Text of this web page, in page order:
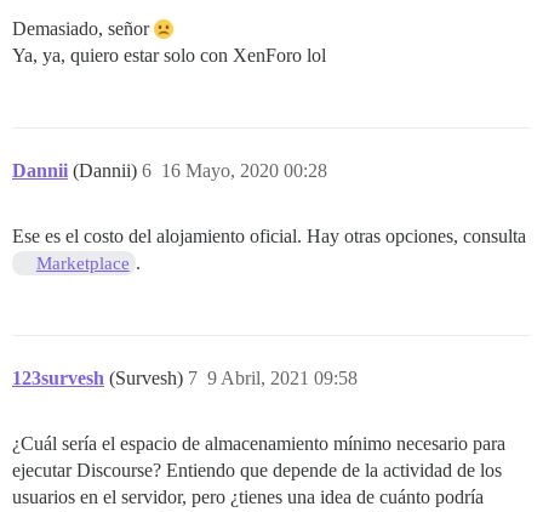
Demasiado, señor
Ya, ya, quiero estar solo con XenForo lol
Dannii (Dannii) 16 Mayo, 2020 00:28
6
Ese es el costo del alojamiento oficial. Hay otras opciones, consulta
Marketplace .
123survesh (Survesh) 9 Abril, 2021 09:58
7
¿Cuál sería el espacio de almacenamiento mínimo necesario para
ejecutar Discourse? Entiendo que depende de la actividad de los
usuarios en el servidor, pero ¿tienes una idea de cuánto podría